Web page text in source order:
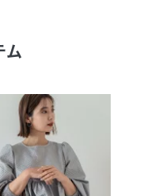
ム